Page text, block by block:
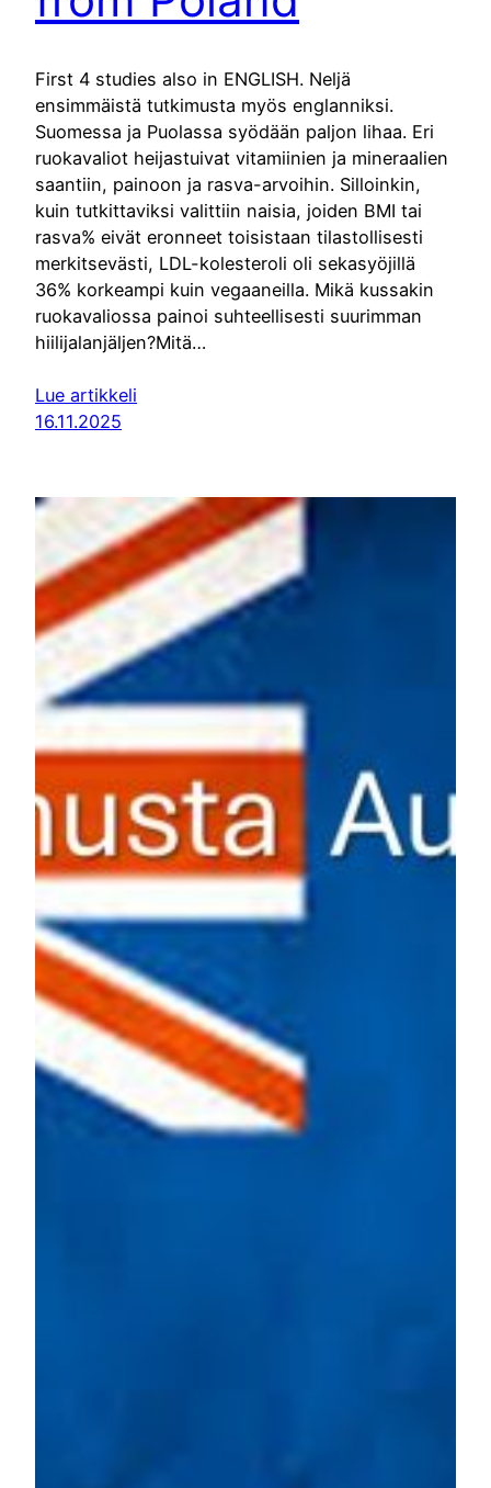
First 4 studies also in ENGLISH. Neljä
ensimmäistä tutkimusta myös englanniksi.
Suomessa ja Puolassa syödään paljon lihaa. Eri
ruokavaliot heijastuivat vitamiinien ja mineraalien
saantiin, painoon ja rasva-arvoihin. Silloinkin,
kuin tutkittaviksi valittiin naisia, joiden BMI tai
rasva% eivät eronneet toisistaan tilastollisesti
merkitsevästi, LDL-kolesteroli oli sekasyöjillä
36% korkeampi kuin vegaaneilla. Mikä kussakin
ruokavaliossa painoi suhteellisesti suurimman
hiilijalanjäljen?Mitä…
Lue artikkeli
16.11.2025